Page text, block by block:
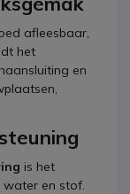
afleesbaar,
het
en
is het
water en stof.